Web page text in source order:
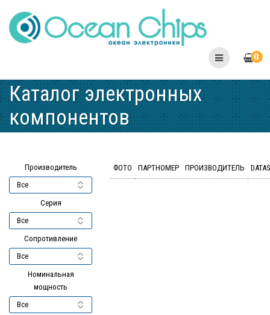
to
content
0
Каталог электронных
компонентов
Производитель
Серия
Сопротивление
Номинальная
мощность
ФОТО ПАРТНОМЕР ПРОИЗВОДИТЕЛЬ